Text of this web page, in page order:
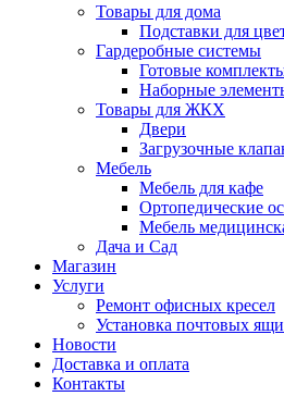
Товары для дома
Подставки для
Гардеробные системы
Готовые
Наборные
Товары для ЖКХ
Двери
Загрузочные
Мебель
Мебель для кафе
Ортопедические
Мебель
Дача и Сад
Магазин
Услуги
Ремонт офисных кресел
Установка почтовых
Новости
Доставка и оплата
Контакты